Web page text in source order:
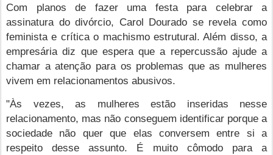
Com planos de fazer uma festa para celebrar a
assinatura do divórcio, Carol Dourado se revela como
feminista e crítica o machismo estrutural. Além disso, a
empresária diz que espera que a repercussão ajude a
chamar a atenção para os problemas que as mulheres
vivem em relacionamentos abusivos.
"Às vezes, as mulheres estão inseridas nesse
relacionamento, mas não conseguem identificar porque a
sociedade não quer que elas conversem entre si a
respeito desse assunto. É muito cômodo para a